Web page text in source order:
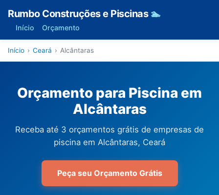
Rumbo Construções e Piscinas 🏊
Início Orçamento
Início › Ceará › Alcântaras
Orçamento para Piscina em
Alcântaras
Receba até 3 orçamentos grátis de empresas de
piscina em Alcântaras, Ceará
Peça seu Orçamento Grátis